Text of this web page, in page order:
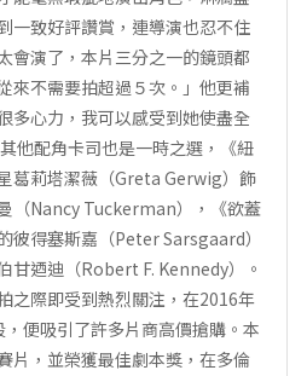
一致好評讚賞，連導演也忍不住
會演了，本片三分之一的鏡頭都
來不需要拍超過５次。」他更補
多心力，我可以感受到她使盡全
他配角卡司也是一時之選，《紐
葛莉塔潔薇（Greta Gerwig）飾
（Nancy Tuckerman），《欲蓋
彼得塞斯嘉（Peter Sarsgaard）
甘迺迪（Robert F. Kennedy）。
之際即受到熱烈關注，在2016年
便吸引了許多片商高價搶購。本
片，並榮獲最佳劇本獎，在多倫